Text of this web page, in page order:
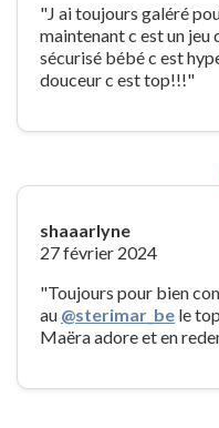
"J ai toujours galéré
maintenant c est un
sécurisé bébé c est
douceur c est top!!!"
shaaarlyne
27 février 2024
"Toujours pour bien
au @sterimar_be le
Maëra adore et en